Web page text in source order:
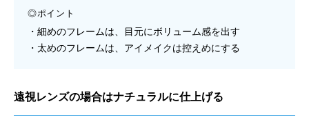
◎ポイント
細めのフレームは、目元にボリューム感を出す
太めのフレームは、アイメイクは控えめにする
遠視レンズの場合はナチュラルに仕上げる